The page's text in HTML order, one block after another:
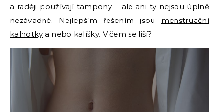
a raději používají tampony – ale ani ty nejsou úplně
nezávadné. Nejlepším řešením jsou menstruační
kalhotky a nebo kalíšky. V čem se liší?